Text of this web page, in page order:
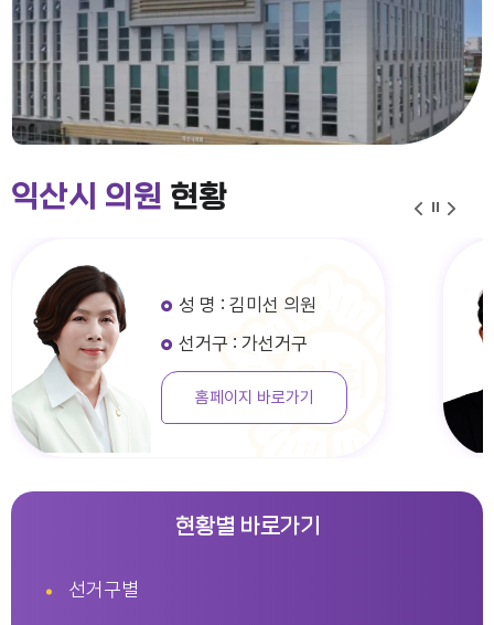
익산시 의원 현황
성 명 : 김미선 의원
선거구 : 가선거구
홈페이지 바로가기
현황별 바로가기
선거구별